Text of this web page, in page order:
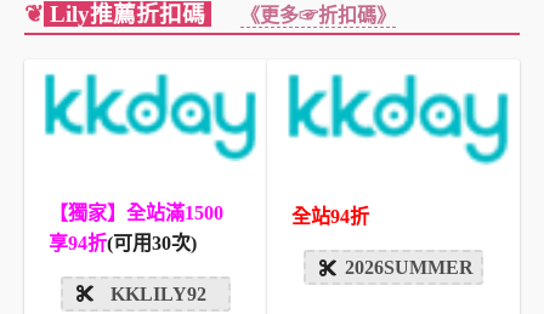
❦ Lily推薦折扣碼 《更多☞折扣碼》
【獨家】全站滿1500
享94折(可用30次)
KKLILY92
全站94折
2026SUMMER